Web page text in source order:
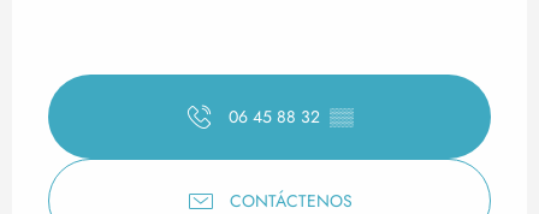
06 45 88 32 ▒▒
CONTÁCTENOS